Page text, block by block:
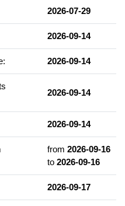
lub niemieckiego lub
i metodach uzyskiwania
analityczne i społeczne.
2026-07-29
2026-09-14
2026-09-14
2026-09-14
2026-09-14
from 2026-09-16
to 2026-09-16
2026-09-17